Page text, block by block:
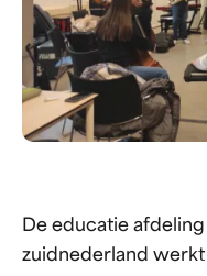
De educatie
zuidnederland werkt